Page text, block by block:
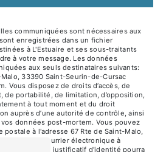
communiquées sont nécessaires aux
enregistrées dans un fichier
à L'Estuaire et ses sous-traitants
à votre message. Les données
aux seuls destinataires suivants:
33390 Saint-Seurin-de-Cursac
Vous disposez de droits d’accès, de
de portabilité, de limitation, d’opposition,
à tout moment et du droit
auprès d’une autorité de contrôle, ainsi
données post-mortem. Vous pouvez
postale à l'adresse 67 Rte de Saint-Malo,
ou par courrier électronique à
Un justificatif d'identité pourra